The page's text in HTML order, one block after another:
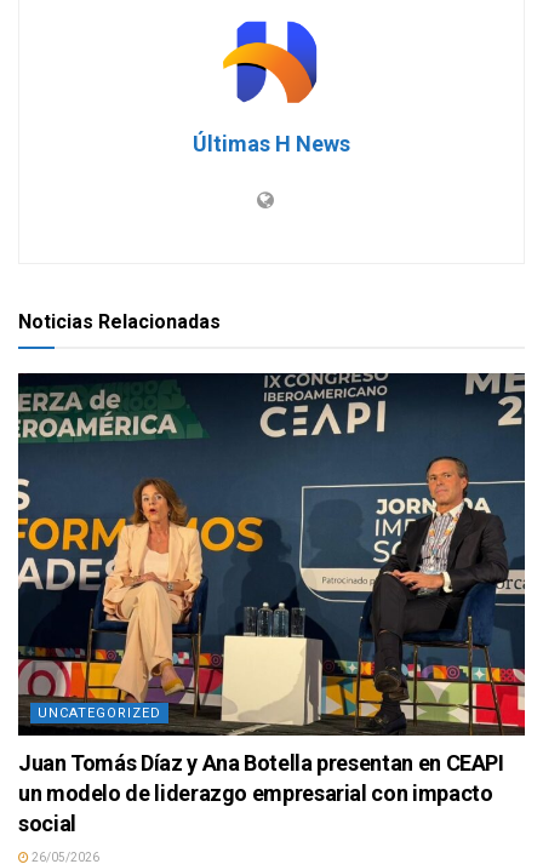
Últimas H News
Noticias Relacionadas
UNCATEGORIZED
Juan Tomás Díaz y Ana Botella presentan en CEAPI
un modelo de liderazgo empresarial con impacto
social
26/05/2026